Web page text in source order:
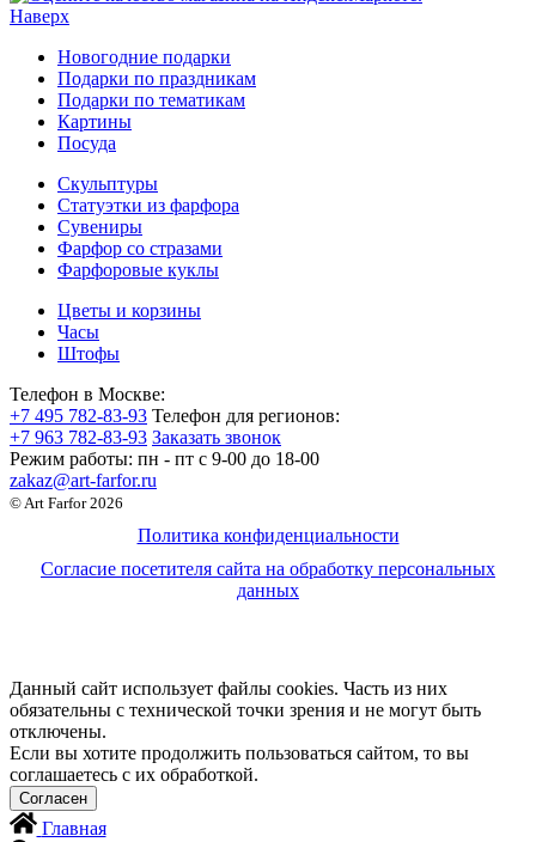
Наверх
Новогодние подарки
Подарки по праздникам
Подарки по тематикам
Картины
Посуда
Скульптуры
Статуэтки из фарфора
Сувениры
Фарфор со стразами
Фарфоровые куклы
Цветы и корзины
Часы
Штофы
Телефон в Москве:
+7 495 782-83-93 Телефон для регионов:
+7 963 782-83-93 Заказать звонок
Режим работы: пн - пт c 9-00 до 18-00
zakaz@art-farfor.ru
© Art Farfor 2026
Политика конфиденциальности
Согласие посетителя сайта на обработку персональных
данных
Данный сайт использует файлы cookies. Часть из них
обязательны с технической точки зрения и не могут быть
отключены.
Если вы хотите продолжить пользоваться сайтом, то вы
соглашаетесь с их обработкой.
Главная